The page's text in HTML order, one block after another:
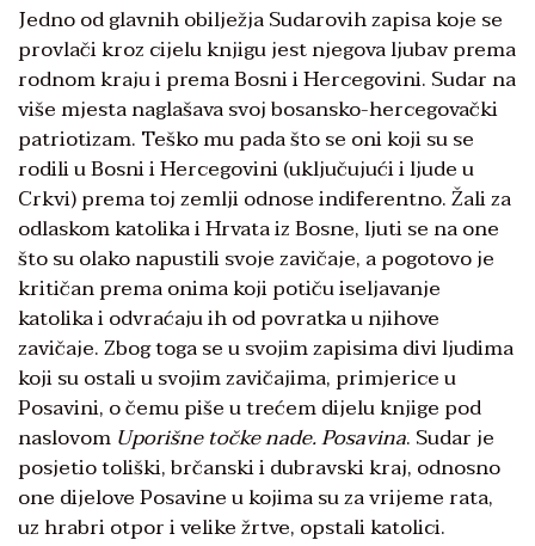
Jedno od glavnih obilježja Sudarovih zapisa koje se
provlači kroz cijelu knjigu jest njegova ljubav prema
rodnom kraju i prema Bosni i Hercegovini. Sudar na
više mjesta naglašava svoj bosansko-hercegovački
patriotizam. Teško mu pada što se oni koji su se
rodili u Bosni i Hercegovini (uključujući i ljude u
Crkvi) prema toj zemlji odnose indiferentno. Žali za
odlaskom katolika i Hrvata iz Bosne, ljuti se na one
što su olako napustili svoje zavičaje, a pogotovo je
kritičan prema onima koji potiču iseljavanje
katolika i odvraćaju ih od povratka u njihove
zavičaje. Zbog toga se u svojim zapisima divi ljudima
koji su ostali u svojim zavičajima, primjerice u
Posavini, o čemu piše u trećem dijelu knjige pod
naslovom Uporišne točke nade. Posavina. Sudar je
posjetio toliški, brčanski i dubravski kraj, odnosno
one dijelove Posavine u kojima su za vrijeme rata,
uz hrabri otpor i velike žrtve, opstali katolici.